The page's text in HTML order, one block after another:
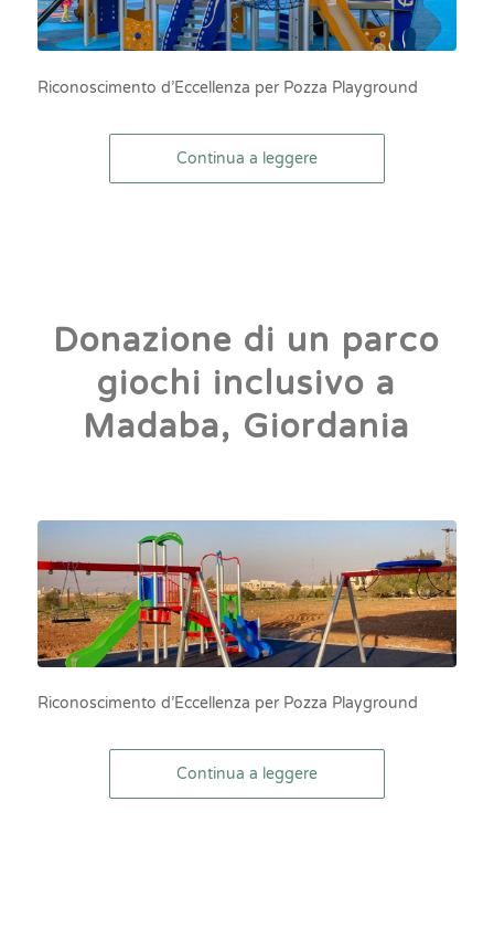
Riconoscimento d’Eccellenza per Pozza Playground
Continua a leggere
Donazione di un parco
giochi inclusivo a
Madaba, Giordania
Riconoscimento d’Eccellenza per Pozza Playground
Continua a leggere